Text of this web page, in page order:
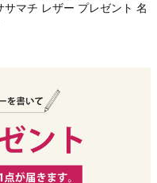
マチ レザー プレゼント 名